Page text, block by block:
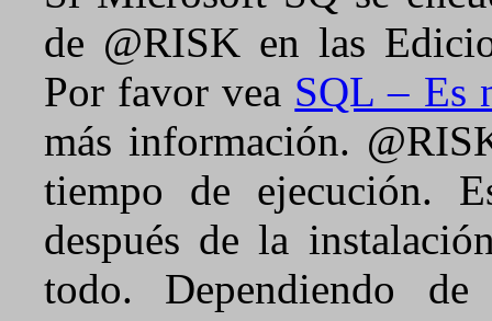
de @RISK en las
Por favor vea SQL – Es
más información.
tiempo de ejecución.
después de la
todo. Dependiendo